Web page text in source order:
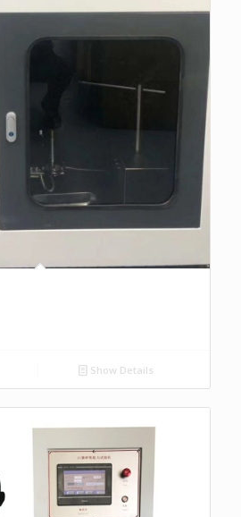
Show Details